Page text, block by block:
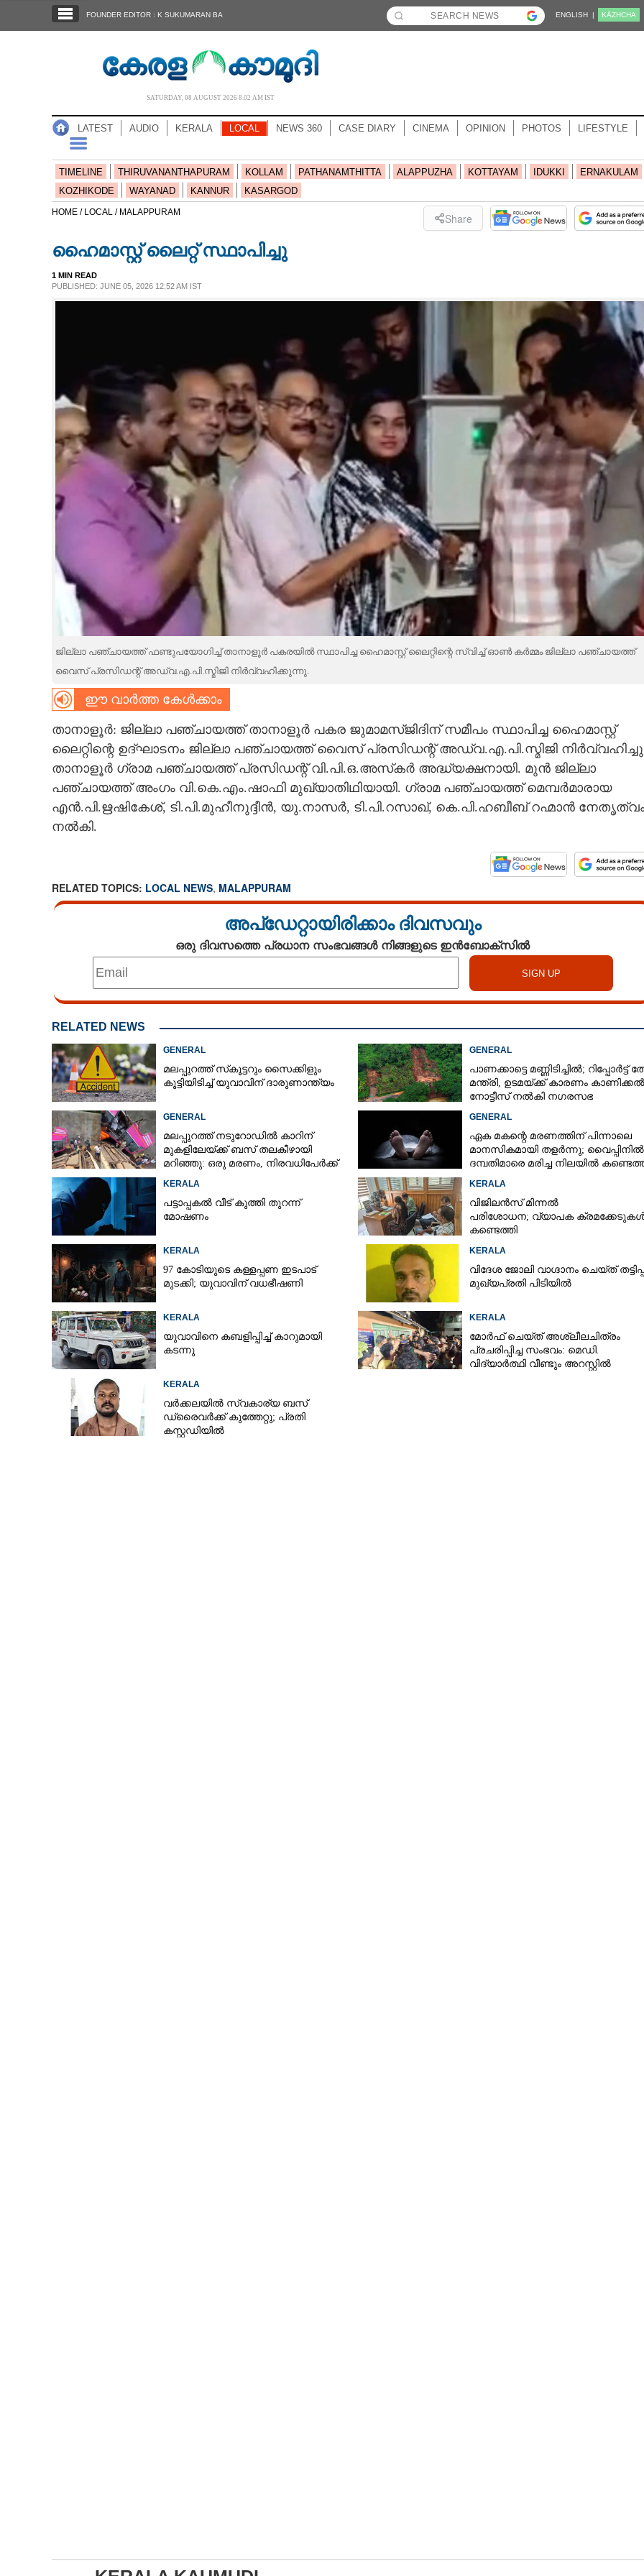
NOTIFIED NEWS
NEWS 360
LIFESTYLE
SPIRITUAL
CARTOONS
LITERATURE
CONTACT US
FOUNDER EDITOR : K SUKUMARAN BA ENGLISH | KĀZHCHA
SATURDAY, 08 AUGUST 2026 8.02 AM IST
LATEST AUDIO KERALA LOCAL NEWS 360 CASE DIARY CINEMA OPINION PHOTOS LIFESTYLE
TIMELINE THIRUVANANTHAPURAM KOLLAM PATHANAMTHITTA ALAPPUZHA KOTTAYAM IDUKKI
ERNAKULAM
KOZHIKODE
WAYANAD KANNUR KASARGOD
HOME / LOCAL / MALAPPURAM Share
ഹൈമാസ്റ്റ് ലൈറ്റ് സ്ഥാപിച്ചു
1 MIN READ
PUBLISHED: JUNE 05, 2026 12:52 AM IST
ജില്ലാ പഞ്ചായത്ത് ഫണ്ടുപയോഗിച്ച് താനാളൂർ പകരയിൽ സ്ഥാപിച്ച ഹൈമാസ്റ്റ് ലൈറ്റിന്റെ സ്വിച്ച് ഓൺ കർമ്മം ജില്ലാ പഞ്ചായത്ത്
വൈസ് പ്രസിഡന്റ് അഡ്വ.എ.പി.സ്മിജി നിർവ്വഹിക്കുന്നു.
ഈ വാർത്ത കേൾക്കാം
താനാളൂർ: ജില്ലാ പഞ്ചായത്ത് താനാളൂർ പകര ജുമാമസ്ജിദിന് സമീപം സ്ഥാപിച്ച ഹൈമാസ്റ്റ്
ലൈറ്റിന്റെ ഉദ്ഘാടനം ജില്ലാ പഞ്ചായത്ത് വൈസ് പ്രസിഡന്റ് അഡ്വ.എ.പി.സ്മിജി
താനാളൂർ ഗ്രാമ പഞ്ചായത്ത് പ്രസിഡന്റ് വി.പി.ഒ.അസ്‌കർ അദ്ധ്യക്ഷനായി. മുൻ ജില്ലാ
പഞ്ചായത്ത് അംഗം വി.കെ.എം.ഷാഫി മുഖ്യാതിഥിയായി. ഗ്രാമ പഞ്ചായത്ത് മെമ്പർമാരായ
എൻ.പി.ഋഷികേശ്, ടി.പി.മുഹീനുദ്ദീൻ, യു.നാസർ, ടി.പി.റസാഖ്, കെ.പി.ഹബീബ് റഹ്മാൻ
നൽകി.
RELATED TOPICS: LOCAL NEWS, MALAPPURAM
അപ്ഡേറ്റായിരിക്കാം ദിവസവും
ഒരു ദിവസത്തെ പ്രധാന സംഭവങ്ങൾ നിങ്ങളുടെ ഇൻബോക്സിൽ
RELATED NEWS
GENERAL
മലപ്പുറത്ത് സ്‌കൂട്ടറും സൈക്കിളും
കൂട്ടിയിടിച്ച് യുവാവിന് ദാരുണാന്ത്യം
GENERAL
പാണക്കാട്ടെ മണ്ണിടിച്ചിൽ; റിപ്പോർട്ട്
മന്ത്രി, ഉടമയ്ക്ക് കാരണം കാണിക്കൽ
നോട്ടീസ് നൽകി നഗരസഭ
GENERAL
മലപ്പുറത്ത് നടുറോഡിൽ കാറിന്
മുകളിലേയ്ക്ക് ബസ് തലകീഴായി
മറിഞ്ഞു: ഒരു മരണം, നിരവധിപേർക്ക്
GENERAL
ഏക മകന്റെ മരണത്തിന് പിന്നാലെ
മാനസികമായി തളർന്നു; വൈപ്പിനിൽ
ദമ്പതിമാരെ മരിച്ച നിലയിൽ
KERALA
പട്ടാപ്പകൽ വീട് കുത്തി തുറന്ന്
മോഷണം
KERALA
വിജിലൻസ് മിന്നൽ
പരിശോധന; വ്യാപക
കണ്ടെത്തി
KERALA
97 കോടിയുടെ കള്ളപ്പണ ഇടപാട്
മുടക്കി; യുവാവിന് വധഭീഷണി
KERALA
വിദേശ ജോലി വാഗ്ദാനം ചെയ്ത്
മുഖ്യപ്രതി പിടിയിൽ
KERALA
യുവാവിനെ കബളിപ്പിച്ച് കാറുമായി
കടന്നു
KERALA
മോർഫ് ചെയ്ത് അശ്ലീലചിത്രം
പ്രചരിപ്പിച്ച സംഭവം: മെഡി.
വിദ്യാർത്ഥി വീണ്ടും അറസ്റ്റിൽ
KERALA
വർക്കലയിൽ സ്വകാര്യ ബസ്
ഡ്രൈവർക്ക് കുത്തേറ്റു; പ്രതി
കസ്റ്റഡിയിൽ